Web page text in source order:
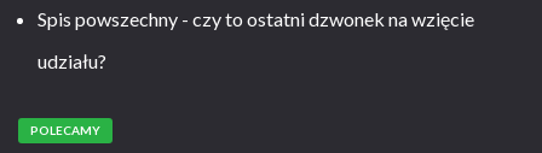
Spis powszechny - czy to ostatni dzwonek na wzięcie
udziału?
POLECAMY